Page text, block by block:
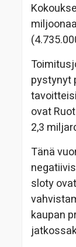
pystynyt
ovat
2,3
Tänä
sloty
kaupan